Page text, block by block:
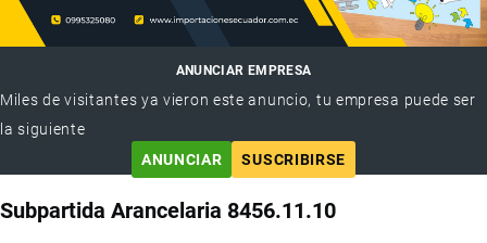
ANUNCIAR EMPRESA
Miles de visitantes ya vieron este anuncio, tu empresa puede ser
la siguiente
ANUNCIAR
SUSCRIBIRSE
Subpartida Arancelaria 8456.11.10